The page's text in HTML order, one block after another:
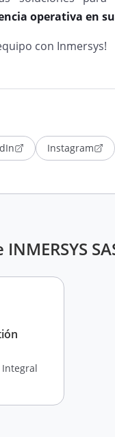
operativa en
con Inmersys!
Instagram